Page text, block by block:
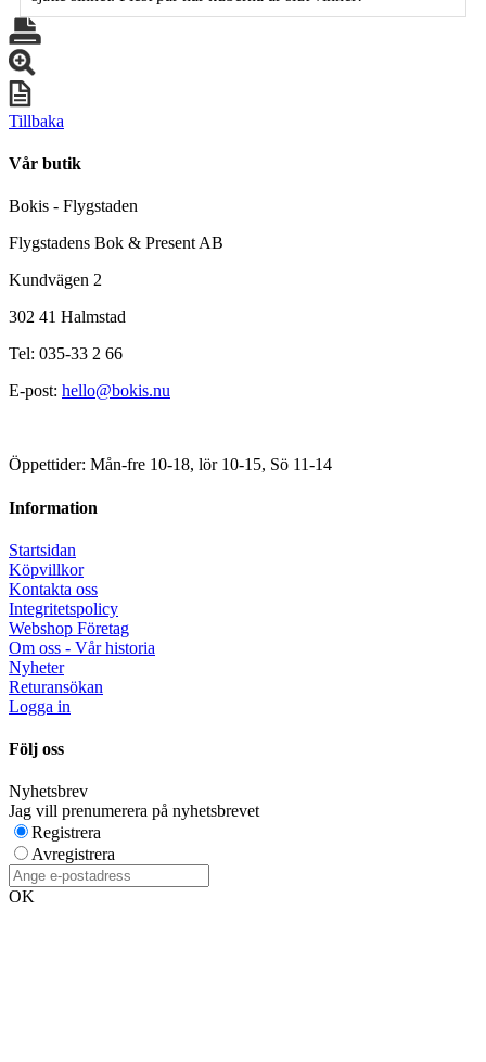
Tillbaka
Vår butik
Bokis - Flygstaden
Flygstadens Bok & Present AB
Kundvägen 2
302 41 Halmstad
Tel: 035-33 2 66
E-post: hello@bokis.nu
Öppettider: Mån-fre 10-18, lör 10-15, Sö 11-14
Information
Startsidan
Köpvillkor
Kontakta oss
Integritetspolicy
Webshop Företag
Om oss - Vår historia
Nyheter
Returansökan
Logga in
Följ oss
Nyhetsbrev
Jag vill prenumerera på nyhetsbrevet
Registrera
Avregistrera
OK